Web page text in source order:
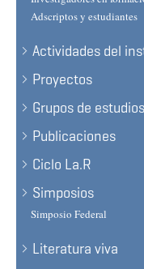
Adscriptos y estudiantes
Actividades del
Proyectos
Grupos de estudios
Publicaciones
Ciclo La.R
Simposios
Simposio Federal
Literatura viva